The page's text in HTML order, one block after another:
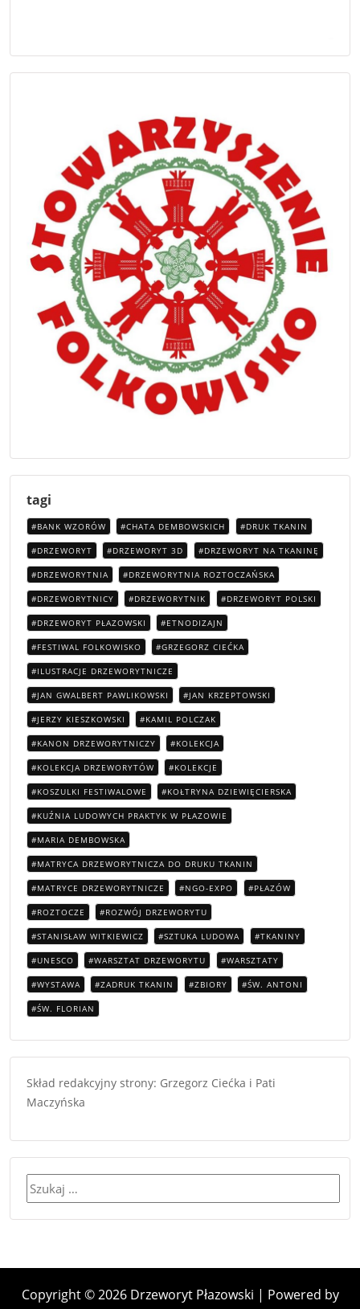
tagi
BANK WZORÓW CHATA DEMBOWSKICH DRUK TKANIN
DRZEWORYT DRZEWORYT 3D DRZEWORYT NA TKANINĘ
DRZEWORYTNIA DRZEWORYTNIA ROZTOCZAŃSKA
DRZEWORYTNICY DRZEWORYTNIK DRZEWORYT POLSKI
DRZEWORYT PŁAZOWSKI ETNODIZAJN
FESTIWAL FOLKOWISKO GRZEGORZ CIEĆKA
ILUSTRACJE DRZEWORYTNICZE
JAN GWALBERT PAWLIKOWSKI JAN KRZEPTOWSKI
JERZY KIESZKOWSKI KAMIL POLCZAK
KANON DRZEWORYTNICZY KOLEKCJA
KOLEKCJA DRZEWORYTÓW KOLEKCJE
KOSZULKI FESTIWALOWE KOŁTRYNA DZIEWIĘCIERSKA
KUŹNIA LUDOWYCH PRAKTYK W PŁAZOWIE
MARIA DEMBOWSKA
MATRYCA DRZEWORYTNICZA DO DRUKU TKANIN
MATRYCE DRZEWORYTNICZE NGO-EXPO PŁAZÓW
ROZTOCZE ROZWÓJ DRZEWORYTU
STANISŁAW WITKIEWICZ SZTUKA LUDOWA TKANINY
UNESCO WARSZTAT DRZEWORYTU WARSZTATY
WYSTAWA ZADRUK TKANIN ZBIORY ŚW. ANTONI
ŚW. FLORIAN
Skład redakcyjny strony: Grzegorz Ciećka i Pati
Maczyńska
Szukaj:
Copyright © 2026 Drzeworyt Płazowski | Powered by